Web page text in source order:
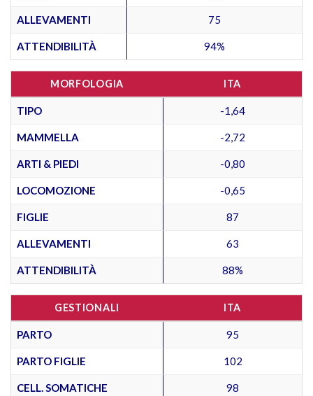
ALLEVAMENTI 75
ATTENDIBILITÀ 94%
MORFOLOGIA ITA
TIPO -1,64
MAMMELLA -2,72
ARTI & PIEDI -0,80
LOCOMOZIONE -0,65
FIGLIE 87
ALLEVAMENTI 63
ATTENDIBILITÀ 88%
GESTIONALI ITA
PARTO 95
PARTO FIGLIE 102
CELL. SOMATICHE 98